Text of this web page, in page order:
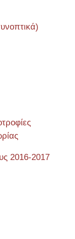
2016-2017